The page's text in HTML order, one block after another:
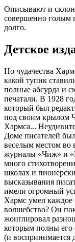
Описывают и
совершенно голым
долго.
Детское
Но чудачества
какой тупик
полные абсурда и
печатали. В 1928
который был
под своим крылом
Хармса...
Доме писателей
веселым местом во
журналы «Чиж» и
много
школах и
высказывания
имели огромный
Хармс умел каждое
волшебство? Он
жонглировал
которым полны его
(и воспринимается